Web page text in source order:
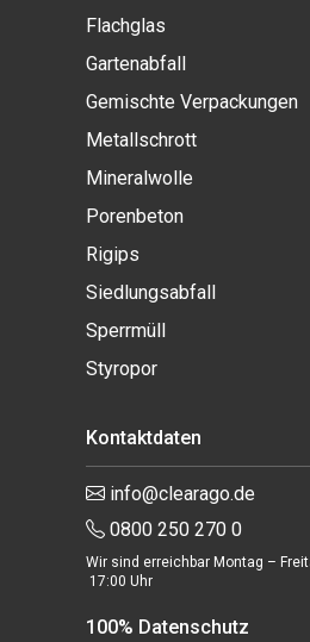
Flachglas
Gartenabfall
Gemischte Verpackungen
Metallschrott
Mineralwolle
Porenbeton
Rigips
Siedlungsabfall
Sperrmüll
Styropor
Kontaktdaten
info@clearago.de
0800 250 270 0
Wir sind erreichbar Montag –
17:00 Uhr
100% Datenschutz